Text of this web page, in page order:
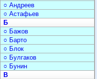
○ Андреев
○ Астафьев
Б
○ Бажов
○ Барто
○ Блок
○ Булгаков
○ Бунин
В